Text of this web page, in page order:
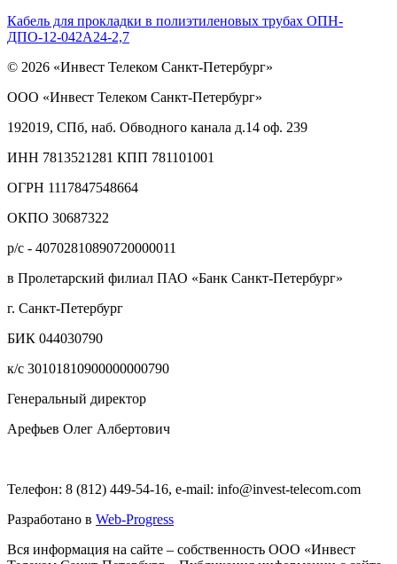
Кабель для прокладки в полиэтиленовых трубах ОПН-
ДПО-12-042А24-2,7
© 2026 «Инвест Телеком Санкт-Петербург»
ООО «Инвест Телеком Санкт-Петербург»
192019, СПб, наб. Обводного канала д.14 оф. 239
ИНН 7813521281 КПП 781101001
ОГРН 1117847548664
ОКПО 30687322
р/с - 40702810890720000011
в Пролетарский филиал ПАО «Банк Санкт-Петербург»
г. Санкт-Петербург
БИК 044030790
к/с 30101810900000000790
Генеральный директор
Арефьев Олег Албертович
Телефон: 8 (812) 449-54-16, e-mail: info@invest-telecom.com
Разработано в Web-Progress
Вся информация на сайте – собственность ООО «Инвест